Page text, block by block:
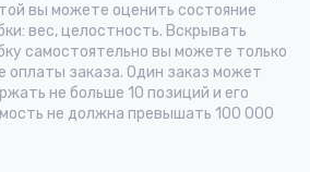
вы можете оценить состояние
вес, целостность. Вскрывать
самостоятельно вы можете только
оплаты заказа. Один заказ может
не больше 10 позиций и его
не должна превышать 100 000